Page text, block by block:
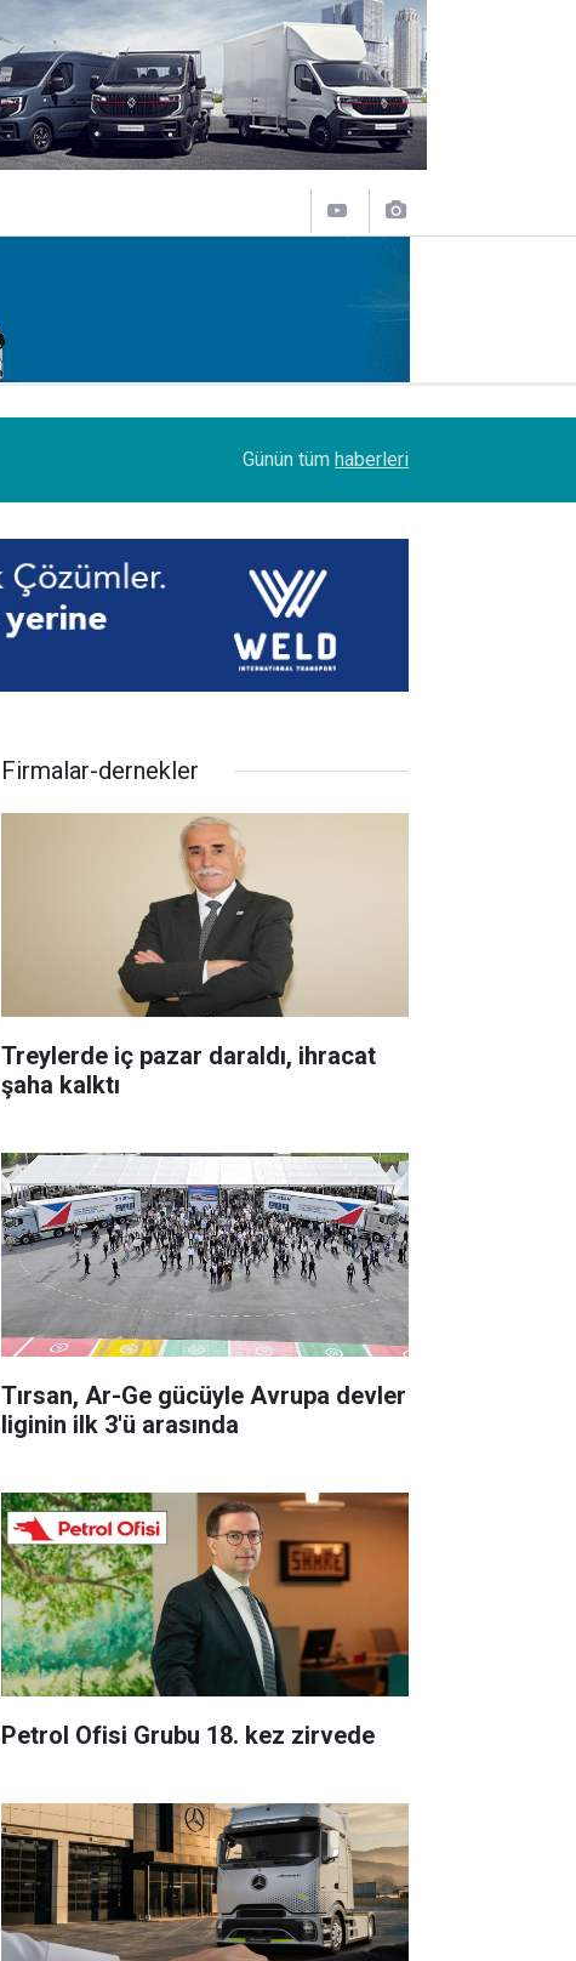
Turhan Özen, Saudia Cargo’nun CCO’su oldu
Günün tüm haberleri
Firmalar-dernekler
Treylerde iç pazar daraldı, ihracat
şaha kalktı
Tırsan, Ar-Ge gücüyle Avrupa devler
liginin ilk 3'ü arasında
Petrol Ofisi Grubu 18. kez zirvede